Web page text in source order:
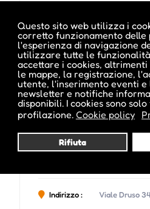
Questo sito web utilizza i
corretto funzionamento
l'esperienza di navigazione
utilizzare tutte le
accettare i cookies,
le mappe, la registrazione,
utente, l'inserimento eventi e
newsletter e notifiche
disponibili. I cookies sono
profilazione. Cookie policy
Rifiuta
Organizzatore :
Enothek
(Vedi altri eventi di questo
Indirizzo : Viale Druso